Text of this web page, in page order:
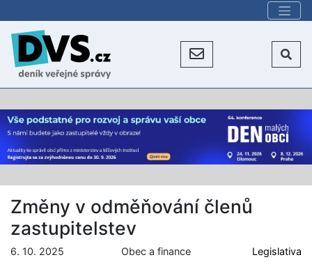
Změny v odměňování členů
zastupitelstev
6. 10. 2025 Obec a finance Legislativa